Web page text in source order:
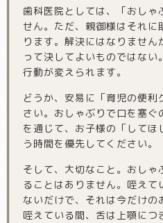
歯科医院としては、「おしゃ
せん。ただ、親御様はそれに
ります。解決にはなりませ
って決してよいものではな
行動が変えられます。
どうか、安易に「育児の便
さい。おしゃぶりで口を塞
を通じて、お子様の「して
う時間を優先してください。
そして、大切なこと。おしゃ
ることはありません。咥えて
ないだけで、それは今だけの
咥えている間、舌は上顎に